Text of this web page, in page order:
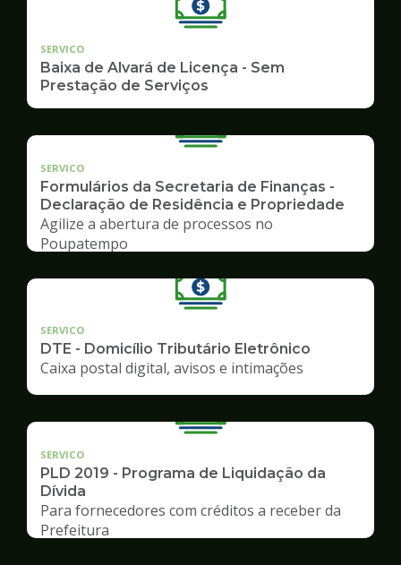
SERVICO
Baixa de Alvará de Licença - Sem
Prestação de Serviços
SERVICO
Formulários da Secretaria de Finanças -
Declaração de Residência e Propriedade
Agilize a abertura de processos no
Poupatempo
SERVICO
DTE - Domicílio Tributário Eletrônico
Caixa postal digital, avisos e intimações
SERVICO
PLD 2019 - Programa de Liquidação da
Dívida
Para fornecedores com créditos a receber da
Prefeitura